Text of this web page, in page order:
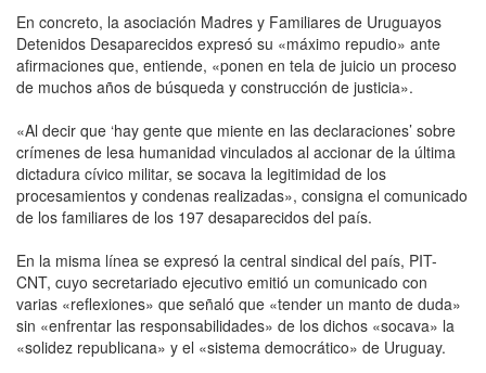
En concreto, la asociación Madres y Familiares de Uruguayos
Detenidos Desaparecidos expresó su «máximo repudio» ante
afirmaciones que, entiende, «ponen en tela de juicio un proceso
de muchos años de búsqueda y construcción de justicia».
«Al decir que ‘hay gente que miente en las declaraciones’ sobre
crímenes de lesa humanidad vinculados al accionar de la última
dictadura cívico militar, se socava la legitimidad de los
procesamientos y condenas realizadas», consigna el comunicado
de los familiares de los 197 desaparecidos del país.
En la misma línea se expresó la central sindical del país, PIT-
CNT, cuyo secretariado ejecutivo emitió un comunicado con
varias «reflexiones» que señaló que «tender un manto de duda»
sin «enfrentar las responsabilidades» de los dichos «socava» la
«solidez republicana» y el «sistema democrático» de Uruguay.